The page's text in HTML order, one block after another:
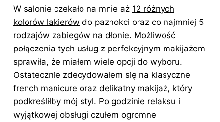
W salonie czekało na mnie aż 12 różnych
kolorów lakierów do paznokci oraz co najmniej 5
rodzajów zabiegów na dłonie. Możliwość
połączenia tych usług z perfekcyjnym makijażem
sprawiła, że miałem wiele opcji do wyboru.
Ostatecznie zdecydowałem się na klasyczne
french manicure oraz delikatny makijaż, który
podkreśliłby mój styl. Po godzinie relaksu i
wyjątkowej obsługi czułem ogromne